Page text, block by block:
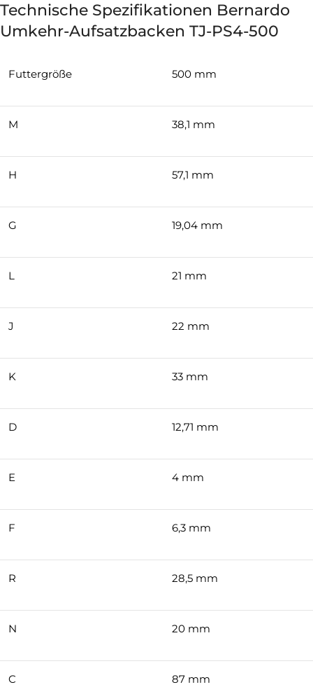
Technische Spezifikationen Bernardo
Umkehr-Aufsatzbacken TJ-PS4-500
Futtergröße 500 mm
M 38,1 mm
H 57,1 mm
G 19,04 mm
L 21 mm
J 22 mm
K 33 mm
D 12,71 mm
E 4 mm
F 6,3 mm
R 28,5 mm
N 20 mm
C 87 mm